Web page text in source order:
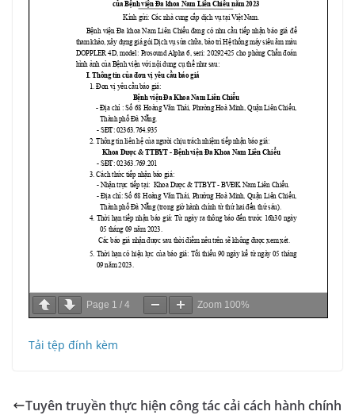
Page 1 / 4 Zoom 100%
Tải tệp đính kèm
Tuyên truyền thực hiện công tác cải cách hành chính